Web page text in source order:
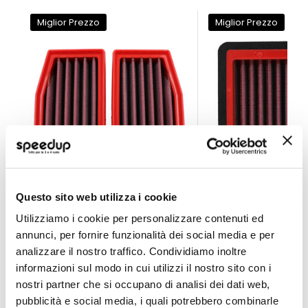
Questo sito web utilizza i cookie
Utilizziamo i cookie per personalizzare contenuti ed
annunci, per fornire funzionalità dei social media e per
analizzare il nostro traffico. Condividiamo inoltre
informazioni sul modo in cui utilizzi il nostro sito con i
nostri partner che si occupano di analisi dei dati web,
pubblicità e social media, i quali potrebbero combinarle
Miglior Prezzo
Filtro Aria Sportivo FM01203 - BMC Bmw R
BMC
2x 164x86mm
Prezzo
speciale
99,00 € -31%
CONSEGNA IN 48H Spedizione gratuita!
Miglior Prezzo
BMC
Rettangolare 2x
Prezzo
speciale
99,00 € -38%
CONSEGNA IN 48H